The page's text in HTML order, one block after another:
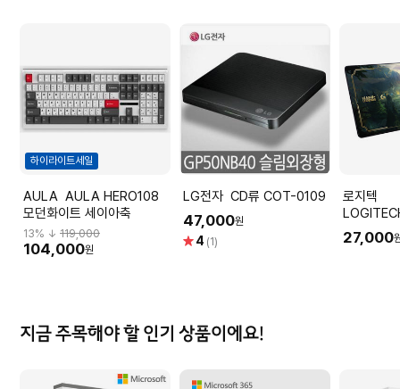
하이라이트세일
AULA AULA HERO108
모던화이트 세이아축
13% ↓ 119,000
104,000원
LG전자 CD류 COT-0109
47,000원
별 4 (1)
로지텍
27,000
지금 주목해야 할 인기 상품이에요!